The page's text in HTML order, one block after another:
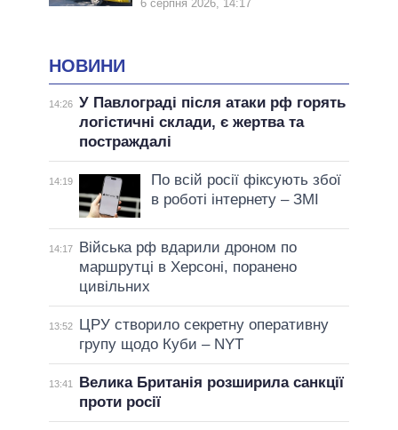
6 серпня 2026, 14:17
НОВИНИ
14:26 У Павлограді після атаки рф горять
логістичні склади, є жертва та
постраждалі
14:19
По всій росії фіксують збої
в роботі інтернету – ЗМІ
14:17
Війська рф вдарили дроном по
маршрутці в Херсоні, поранено
цивільних
13:52
ЦРУ створило секретну оперативну
групу щодо Куби – NYT
13:41
Велика Британія розширила санкції
проти росії